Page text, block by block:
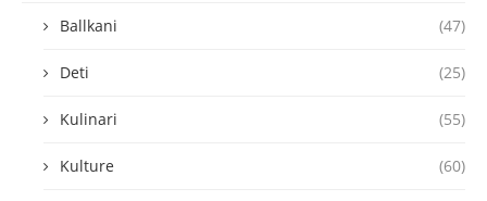
Ballkani (47)
Deti (25)
Kulinari (55)
Kulture (60)